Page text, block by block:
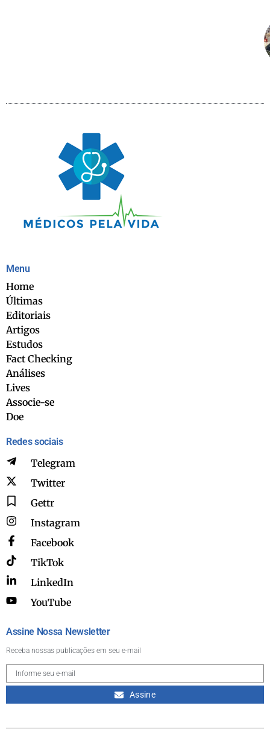
Menu
Home
Últimas
Editoriais
Artigos
Estudos
Fact Checking
Análises
Lives
Associe-se
Doe
Redes sociais
Telegram
Twitter
Gettr
Instagram
Facebook
TikTok
LinkedIn
YouTube
Assine Nossa Newsletter
Receba nossas publicações em seu e-mail
Assine